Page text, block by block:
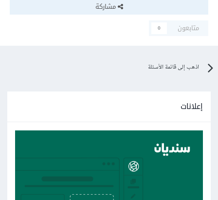
مشاركة
متابعون
0
اذهب إلى قائمة الأسئلة
إعلانات